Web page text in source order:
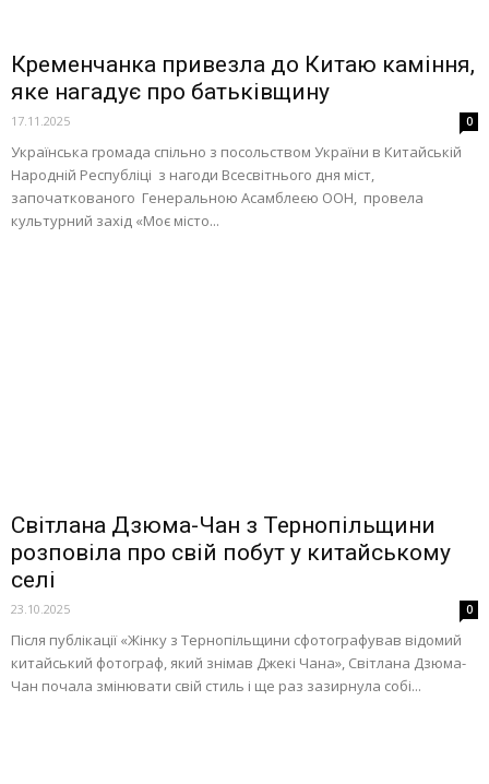
Кременчанка привезла до Китаю каміння,
яке нагадує про батьківщину
17.11.2025 0
Українська громада спільно з посольством України в Китайській
Народній Республіці з нагоди Всесвітнього дня міст,
започаткованого Генеральною Асамблеєю ООН, провела
культурний захід «Моє місто...
Світлана Дзюма-Чан з Тернопільщини
розповіла про свій побут у китайському
селі
23.10.2025 0
Після публікації «Жінку з Тернопільщини сфотографував відомий
китайський фотограф, який знімав Джекі Чана», Світлана Дзюма-
Чан почала змінювати свій стиль і ще раз зазирнула собі...